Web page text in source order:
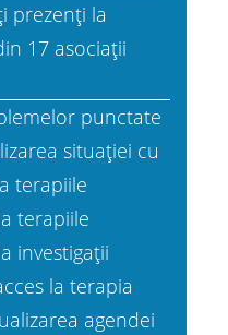
prezenți la
17 asociații
punctate
situației cu
terapiile
terapiile
investigații
la terapia
agendei